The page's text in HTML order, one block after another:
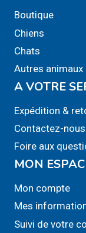
Boutique
Chiens
Chats
Autres animaux
A VOTRE
Expédition &
Contactez-nous
Foire aux
MON
Mon compte
Mes
Suivi de votre